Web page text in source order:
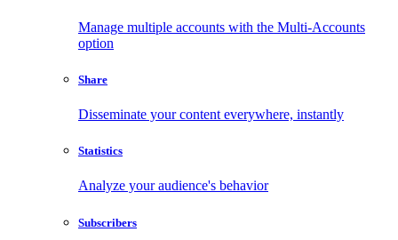
Manage multiple accounts with the Multi-Accounts
option
Share
Disseminate your content everywhere, instantly
Statistics
Analyze your audience's behavior
Subscribers